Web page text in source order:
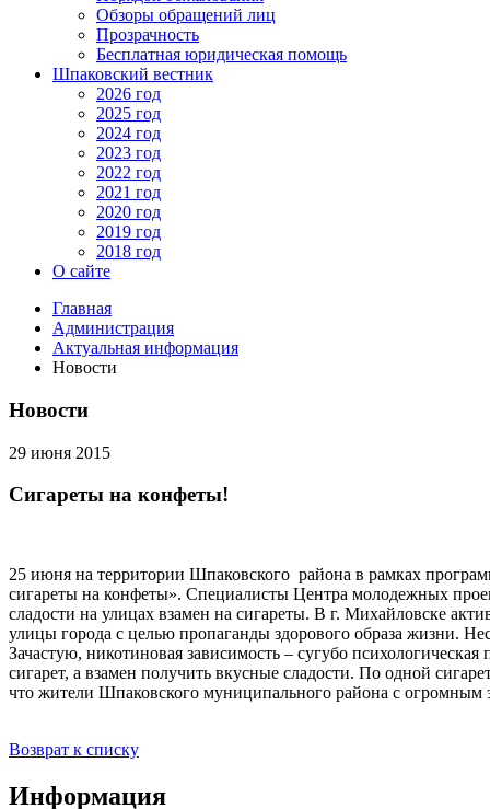
Обзоры обращений лиц
Прозрачность
Бесплатная юридическая помощь
Шпаковский вестник
2026 год
2025 год
2024 год
2023 год
2022 год
2021 год
2020 год
2019 год
2018 год
О сайте
Главная
Администрация
Актуальная информация
Новости
Новости
29 июня 2015
Сигареты на конфеты!
25 июня на территории Шпаковского района в рамках
сигареты на конфеты». Специалисты Центра молодежных
сладости на улицах взамен на сигареты. В г. Михайловске
улицы города с целью пропаганды здорового образа жизни.
Зачастую, никотиновая зависимость – сугубо
сигарет, а взамен получить вкусные сладости. По одной
что жители Шпаковского муниципального района с
Возврат к списку
Информация